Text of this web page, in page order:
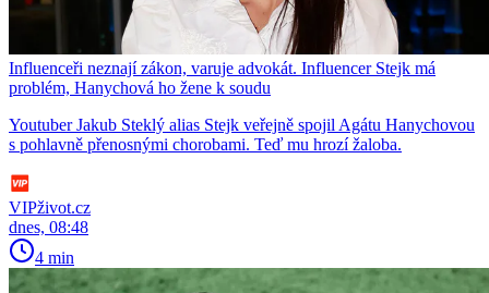
Influenceři neznají zákon, varuje advokát. Influencer Stejk má
problém, Hanychová ho žene k soudu
Youtuber Jakub Steklý alias Stejk veřejně spojil Agátu Hanychovou
s pohlavně přenosnými chorobami. Teď mu hrozí žaloba.
VIPživot.cz
dnes, 08:48
4 min